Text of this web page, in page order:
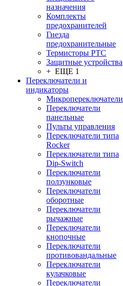
назначения
Комплекты
предохранителей
Гнезда
предохранительные
Термисторы PTC
Защитные устройства
+ ЕЩЕ 1
Переключатели и
индикаторы
Микропереключатели
Переключатели
панельные
Пульты управления
Переключатели типа
Rocker
Переключатели типа
Dip-Switch
Переключатели
ползунковые
Переключатели
оборотные
Переключатели
рычажные
Переключатели
кнопочные
Переключатели
противовандальные
Переключатели
кулачковые
Переключатели